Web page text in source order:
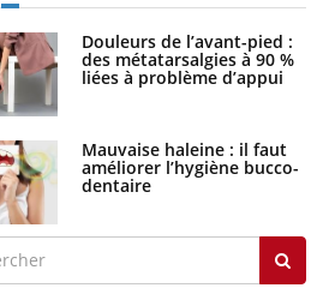
Douleurs de l’avant-pied :
des métatarsalgies à 90 %
liées à problème d’appui
Mauvaise haleine : il faut
améliorer l’hygiène bucco-
dentaire